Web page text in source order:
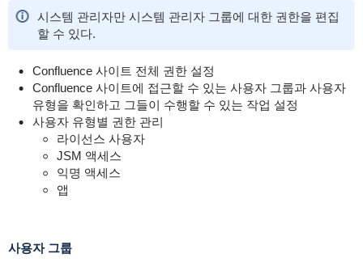
시스템 관리자만 시스템 관리자 그룹에 대한 권한을 편집
할 수 있다.
Confluence 사이트 전체 권한 설정
Confluence 사이트에 접근할 수 있는 사용자 그룹과 사용자
유형을 확인하고 그들이 수행할 수 있는 작업 설정
사용자 유형별 권한 관리
라이선스 사용자
JSM 액세스
익명 액세스
앱
사용자 그룹